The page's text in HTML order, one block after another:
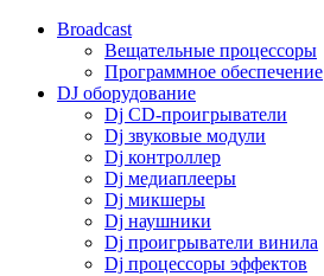
Broadcast
Вещательные процессоры
Программное обеспечение
DJ оборудование
Dj CD-проигрыватели
Dj звуковые модули
Dj контроллер
Dj медиаплееры
Dj микшеры
Dj наушники
Dj проигрыватели винила
Dj процессоры эффектов